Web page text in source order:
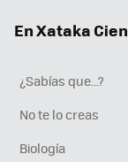
En Xataka
¿Sabías que...?
No te lo creas
Biología